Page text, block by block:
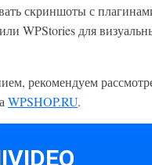
скриншоты с
WPStories для
рекомендуем
WPSHOP.RU.